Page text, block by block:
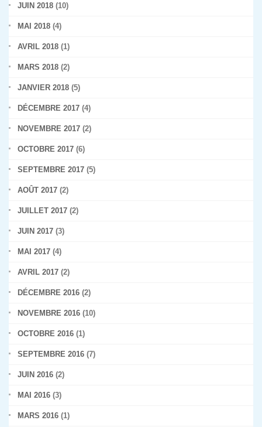
JUIN 2018 (10)
MAI 2018 (4)
AVRIL 2018 (1)
MARS 2018 (2)
JANVIER 2018 (5)
DÉCEMBRE 2017 (4)
NOVEMBRE 2017 (2)
OCTOBRE 2017 (6)
SEPTEMBRE 2017 (5)
AOÛT 2017 (2)
JUILLET 2017 (2)
JUIN 2017 (3)
MAI 2017 (4)
AVRIL 2017 (2)
DÉCEMBRE 2016 (2)
NOVEMBRE 2016 (10)
OCTOBRE 2016 (1)
SEPTEMBRE 2016 (7)
JUIN 2016 (2)
MAI 2016 (3)
MARS 2016 (1)